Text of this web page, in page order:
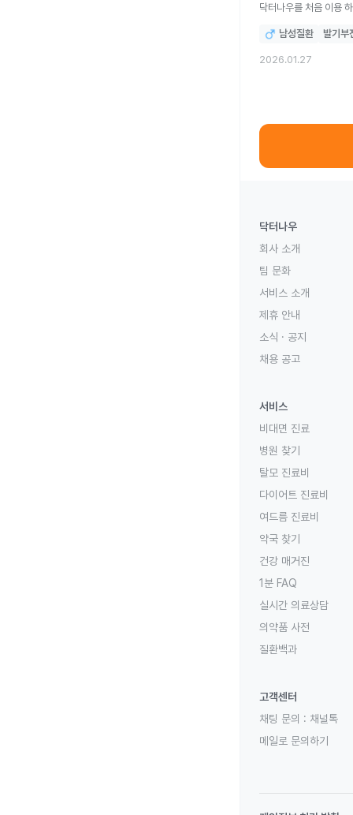
닥터나우를 처음 이용
남성질환 발기부
2026.01.27
닥터나우
회사 소개
팀 문화
서비스 소개
제휴 안내
소식 · 공지
채용 공고
서비스
비대면 진료
병원 찾기
탈모 진료비
다이어트 진료비
여드름 진료비
약국 찾기
건강 매거진
1분 FAQ
실시간 의료상담
의약품 사전
질환백과
고객센터
채팅 문의 : 채널톡
메일로 문의하기